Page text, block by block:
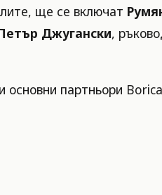
ще се включат
Джугански,
основни партньори